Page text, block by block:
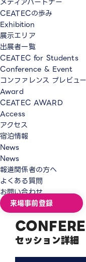
CEATECの歩み
Exhibition
展示エリア
出展者一覧
CEATEC for Students
Conference & Event
コンファレンス プレビュー
Award
CEATEC AWARD
Access
アクセス
宿泊情報
News
News
報道関係者の方へ
よくある質問
お問い合わせ
来場事前登録
セッション詳細